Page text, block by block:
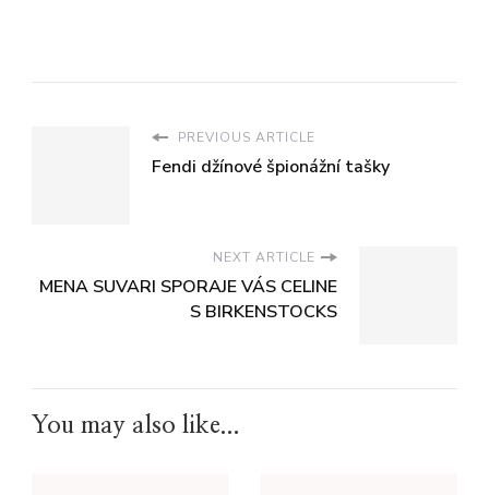
PREVIOUS ARTICLE
Fendi džínové špionážní tašky
NEXT ARTICLE
MENA SUVARI SPORAJE VÁS CELINE
S BIRKENSTOCKS
You may also like...